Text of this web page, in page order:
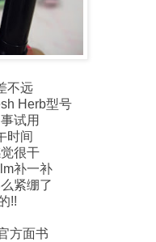
不远
Herb型号
试用
时间
很干
补一补
紧绷了
!!
方面书